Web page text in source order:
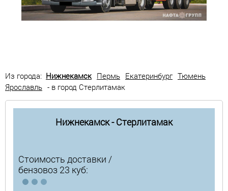
Из города: Нижнекамск Пермь Екатеринбург Тюмень
Ярославль - в город Стерлитамак
Нижнекамск - Стерлитамак
Стоимость доставки /
бензовоз 23 куб: